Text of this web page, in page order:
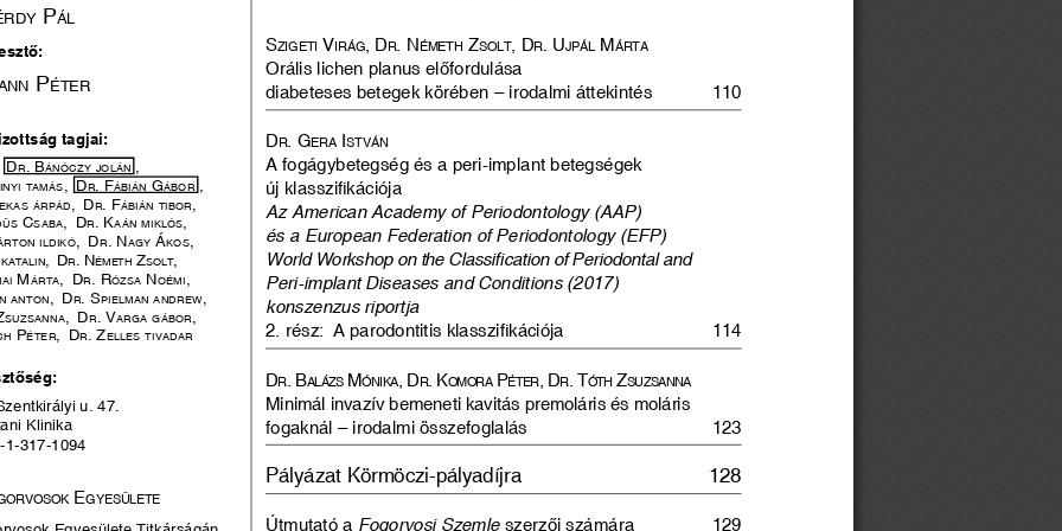
Szigeti Virág, Dr . Németh zSolt, Dr . Ujpál márta
Orális lichen planus előfordulása
diabeteses betegek körében – irodalmi áttekintés
110
Dr . gera iStVáN
A fogágybetegség és a peri-implant betegségek
új klasszifikációja
Az American Academy of Periodontology (AAP)
és a European Federation of Periodontology (EFP)
World Workshop on the Classification of Periodontal and
Peri-implant Diseases and Conditions (2017)
konszenzus riportja
2. rész: A parodontitis klasszifikációja 114
Dr . BalázS móNika, Dr .  komora péter, Dr .  tóth zSUzSaNNa
Minimál invazív bemeneti kavitás premoláris és moláris
fogaknál – irodalmi összefoglalás
123
Pályázat Körmöczi-pályadíjra 128
Útmutató a Fogorvosi Szemle szerzői számára 129
pál
péter
tagjai:
D
r . BáNóczy joláN ,
tamáS ,     D
r . FáBiáN gáBor ,
árpáD ,     D
r . FáBiáN tiBor
cSaBa
    D
r . kaáN miklóS
ilDikó,     D
r . N agy ákoS,
kataliN ,    D
r . Németh zSolt,
m árta ,     D
r . rózSa Noémi
aNtoN ,     D
r . SpielmaN aNDrew,
SUzSaNNa ,     D
r . Varga gáBor
péter ,     D
r . zelleS tiVaDar
u. 47.
Klinika
1-317-1094
egyeSülete